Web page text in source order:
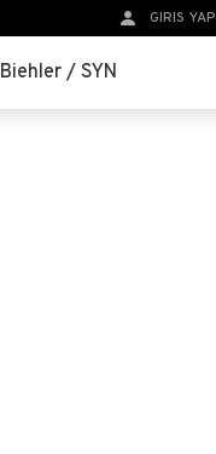
GIRIS YAP
Biehler / SYN